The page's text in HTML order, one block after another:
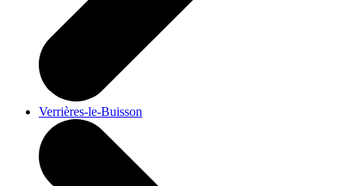
Verrières-le-Buisson